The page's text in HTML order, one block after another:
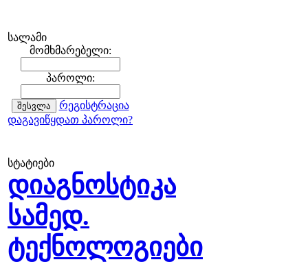
სალამი
მომხმარებელი:
პაროლი:
რეგისტრაცია
დაგავიწყდათ პაროლი?
სტატიები
დიაგნოსტიკა
სამედ.
ტექნოლოგიები